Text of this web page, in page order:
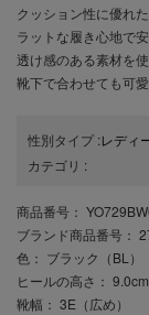
クッション性に優れ
ラットな履き心地で
透け感のある素材を
靴下で合わせても可
性別タイプ :レディ
カテゴリ :
商品番号 ：
ブランド商品番号 ：
色 ： ブラック（BL）
ヒールの高さ ： 9.0cm
靴幅 ： 3E（広め）